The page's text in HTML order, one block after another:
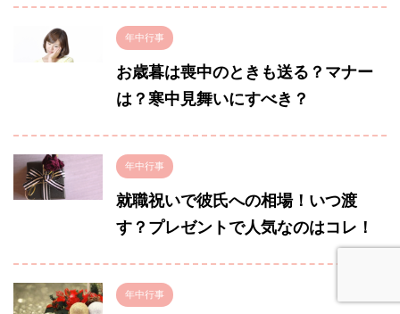
年中行事
お歳暮は喪中のときも送る？マナー
は？寒中見舞いにすべき？
年中行事
就職祝いで彼氏への相場！いつ渡
す？プレゼントで人気なのはコレ！
年中行事